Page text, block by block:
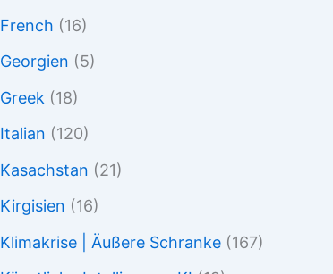
French (16)
Georgien (5)
Greek (18)
Italian (120)
Kasachstan (21)
Kirgisien (16)
Klimakrise | Äußere Schranke (167)